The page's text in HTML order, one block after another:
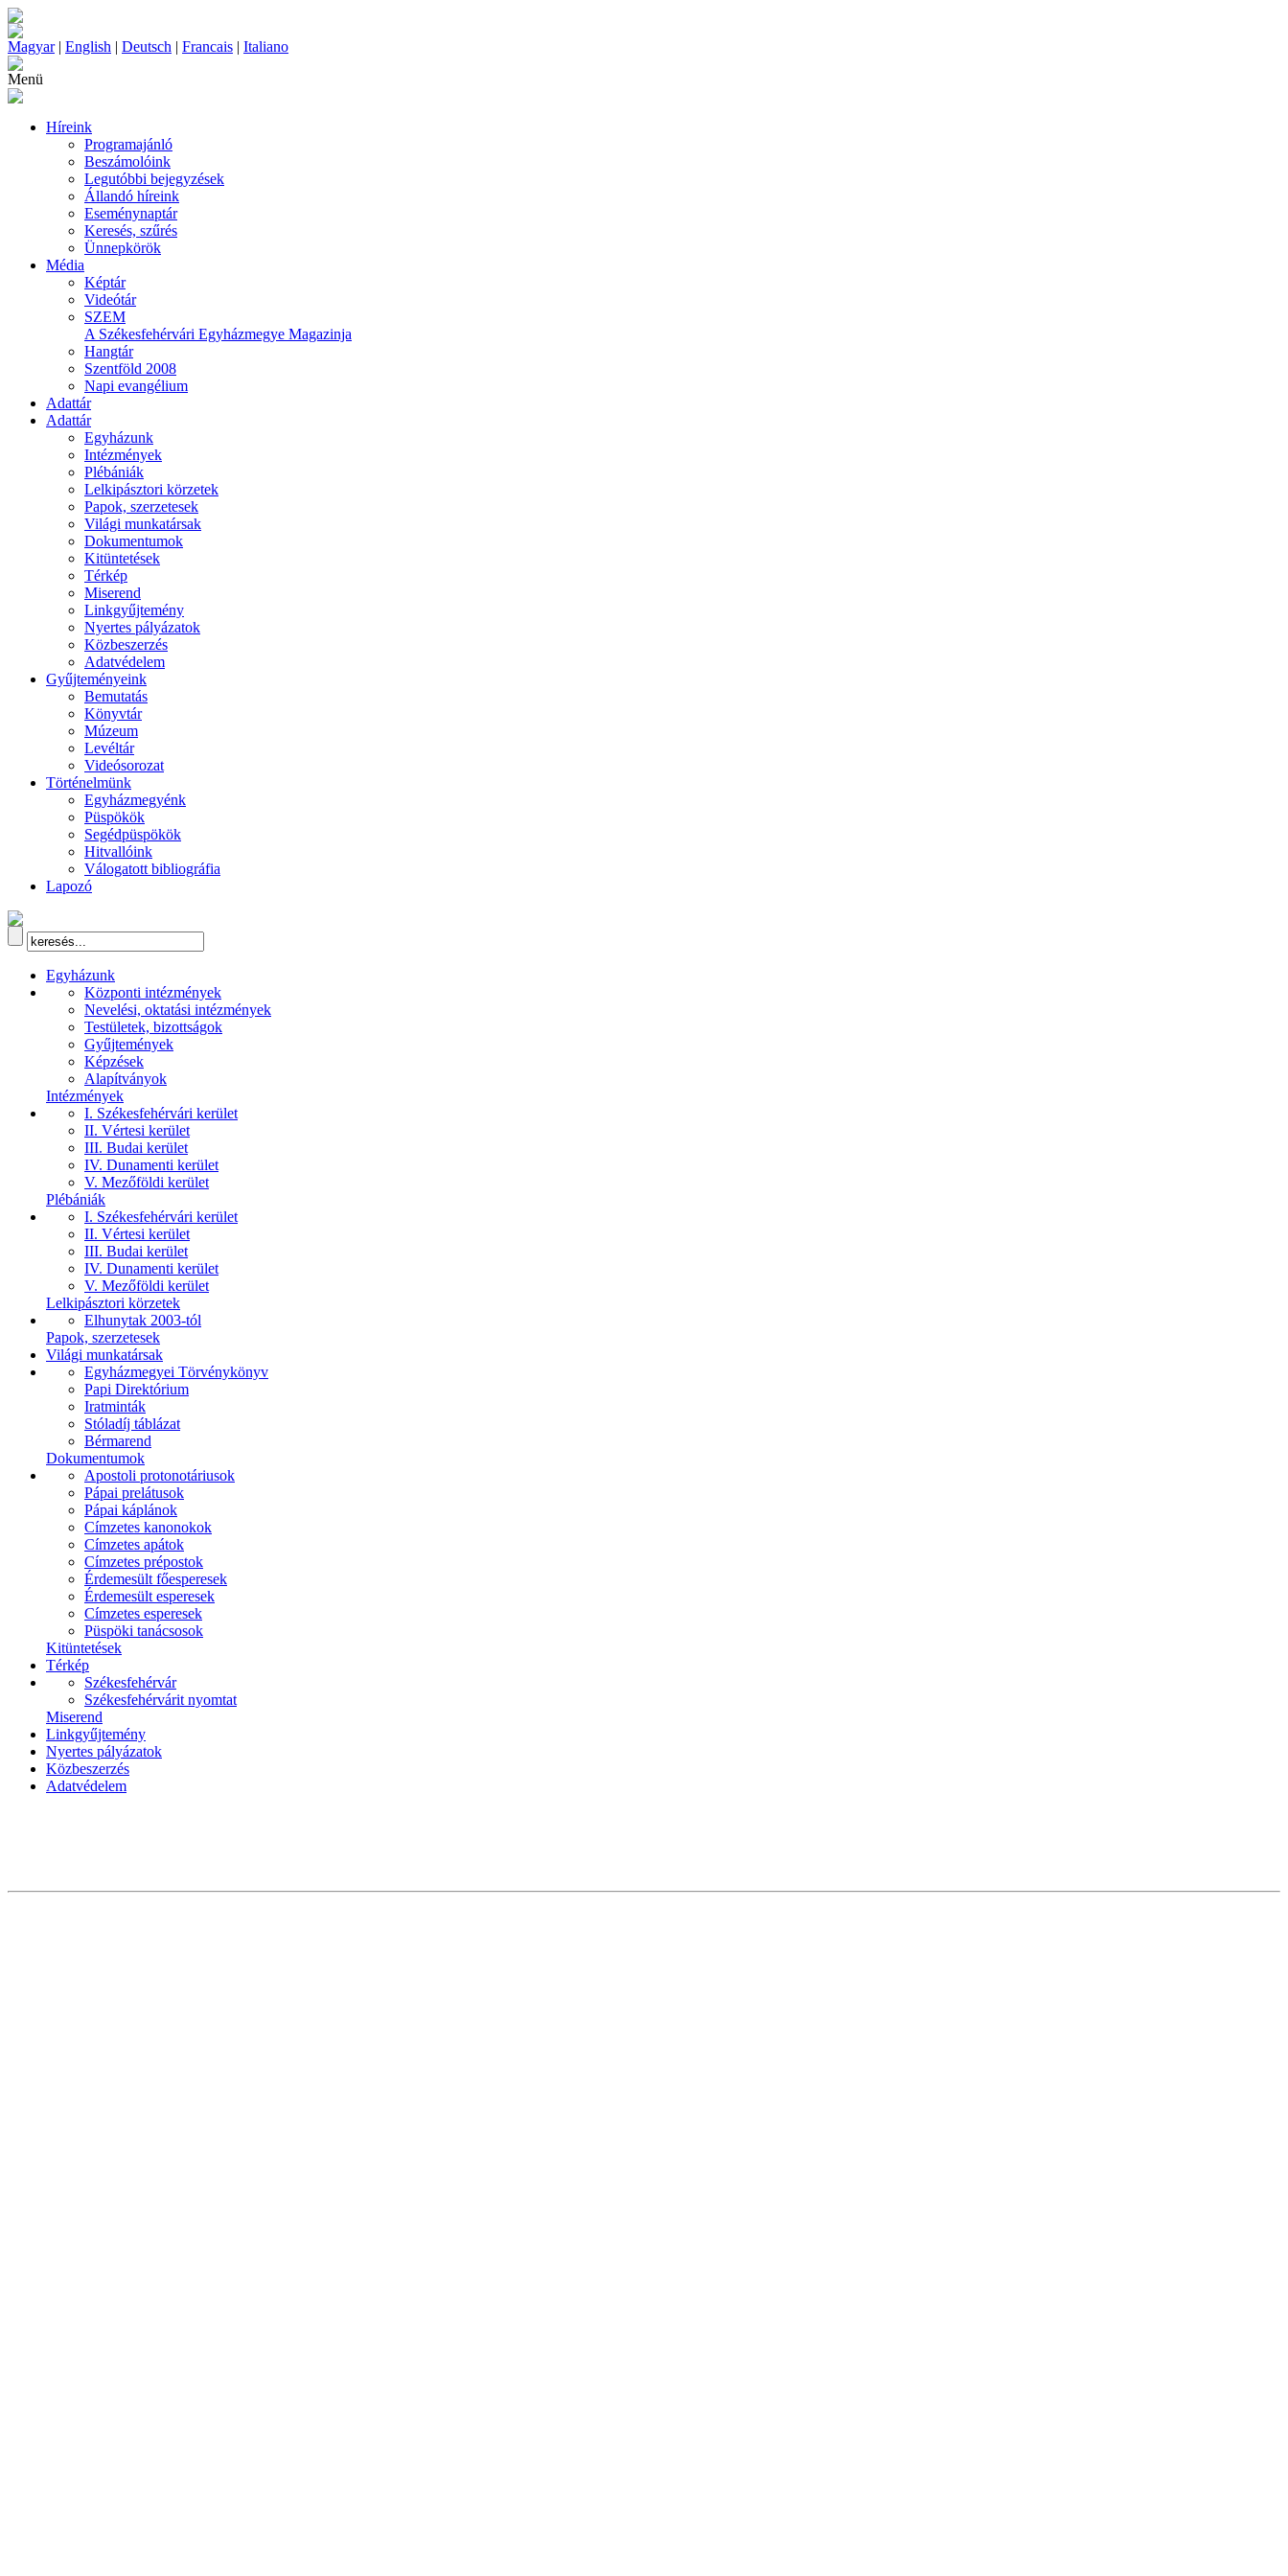
Magyar| English | Deutsch | Francais | Italiano
Menü
Híreink
Programajánló
Beszámolóink
Legutóbbi bejegyzések
Állandó híreink
Eseménynaptár
Keresés, szűrés
Ünnepkörök
Média
Képtár
Videótár
SZEM
A Székesfehérvári Egyházmegye Magazinja
Hangtár
Szentföld 2008
Napi evangélium
Adattár
Adattár
Egyházunk
Intézmények
Plébániák
Lelkipásztori körzetek
Papok, szerzetesek
Világi munkatársak
Dokumentumok
Kitüntetések
Térkép
Miserend
Linkgyűjtemény
Nyertes pályázatok
Közbeszerzés
Adatvédelem
Gyűjteményeink
Bemutatás
Könyvtár
Múzeum
Levéltár
Videósorozat
Történelmünk
Egyházmegyénk
Püspökök
Segédpüspökök
Hitvallóink
Válogatott bibliográfia
Lapozó
Egyházunk
Központi intézmények
Nevelési, oktatási intézmények
Testületek, bizottságok
Gyűjtemények
Képzések
Alapítványok
Intézmények
I. Székesfehérvári kerület
II. Vértesi kerület
III. Budai kerület
IV. Dunamenti kerület
V. Mezőföldi kerület
Plébániák
I. Székesfehérvári kerület
II. Vértesi kerület
III. Budai kerület
IV. Dunamenti kerület
V. Mezőföldi kerület
Lelkipásztori körzetek
Elhunytak 2003-tól
Papok, szerzetesek
Világi munkatársak
Egyházmegyei Törvénykönyv
Papi Direktórium
Iratminták
Stóladíj táblázat
Bérmarend
Dokumentumok
Apostoli protonotáriusok
Pápai prelátusok
Pápai káplánok
Címzetes kanonokok
Címzetes apátok
Címzetes prépostok
Érdemesült főesperesek
Érdemesült esperesek
Címzetes esperesek
Püspöki tanácsosok
Kitüntetések
Térkép
Székesfehérvár
Székesfehérvárit nyomtat
Miserend
Linkgyűjtemény
Nyertes pályázatok
Közbeszerzés
Adatvédelem